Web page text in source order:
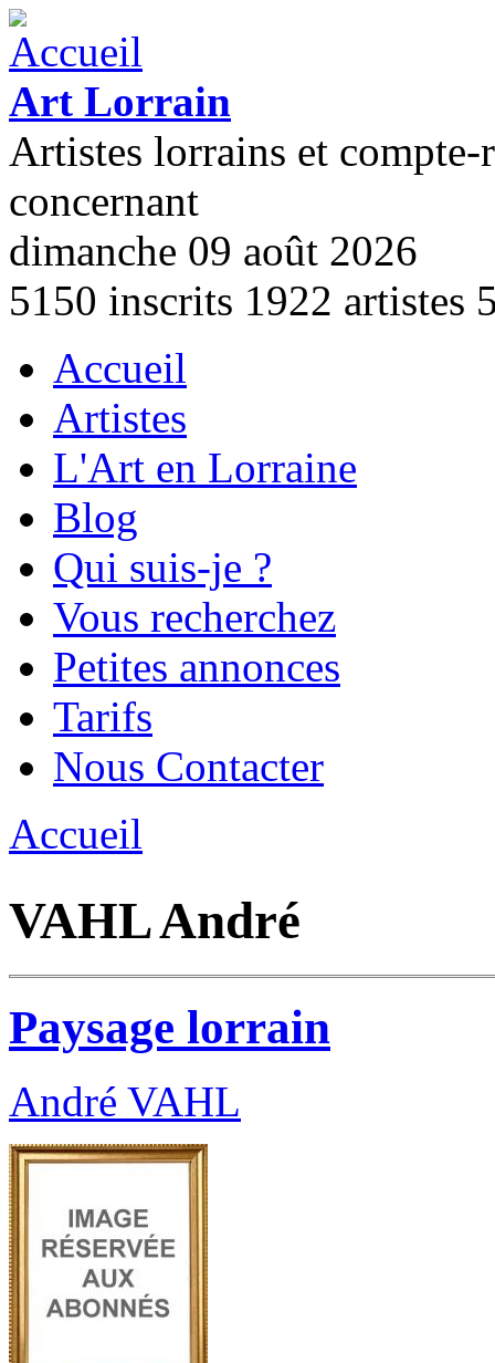
Aller au contenu principal
Art Lorrain
Artistes lorrains et compte-
concernant
dimanche 09 août 2026
5150 inscrits 1922 artistes
Menu principal
Accueil
Artistes
L'Art en Lorraine
Blog
Qui suis-je ?
Vous recherchez
Petites annonces
Tarifs
Nous Contacter
Vous êtes ici
Accueil
VAHL André
Paysage lorrain
André VAHL